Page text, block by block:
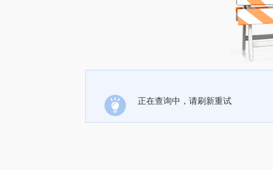
正在查询中，请刷新重试